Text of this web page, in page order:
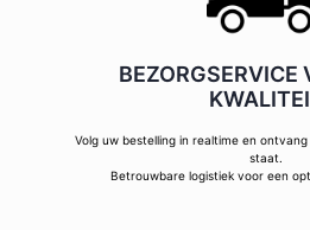
BEZORGSERVICE
Volg uw bestelling in realtime en
staat.
Betrouwbare logistiek voor een